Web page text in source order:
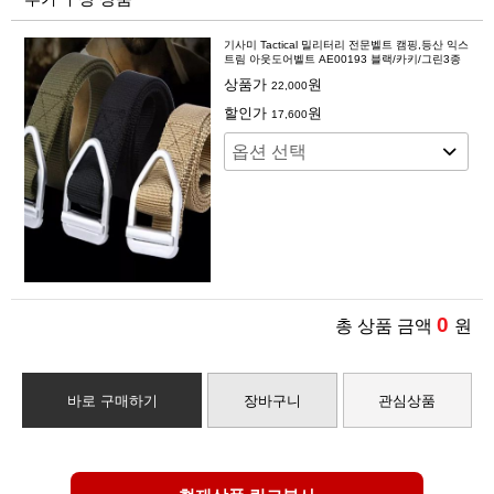
기사미 Tactical 밀리터리 전문벨트 캠핑,등산 익스
트림 아웃도어벨트 AE00193 블랙/카키/그린3종
상품가 22,000원
할인가 17,600원
총 상품 금액 0 원
바로 구매하기 장바구니 관심상품